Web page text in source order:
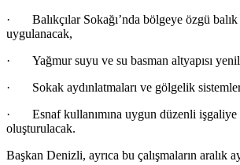
· Balıkçılar Sokağı’nda bölgeye özgü
uygulanacak,
· Yağmur suyu ve su basman altyapısı
· Sokak aydınlatmaları ve gölgelik
· Esnaf kullanımına uygun düzenli işgaliye
oluşturulacak.
Başkan Denizli, ayrıca bu çalışmaların aralık